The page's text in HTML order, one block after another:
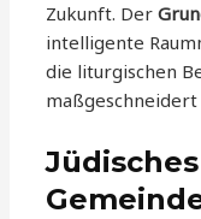
Zukunft. Der
intelligente
die liturgischen
maßgeschneidert